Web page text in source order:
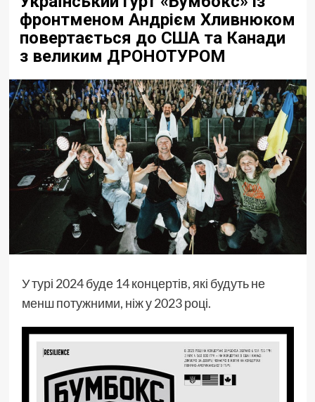
фронтменом Андрієм Хливнюком
повертається до США та Канади
з великим ДРОНОТУРОМ
У турі 2024 буде 14 концертів, які будуть не
менш потужними, ніж у 2023 році.